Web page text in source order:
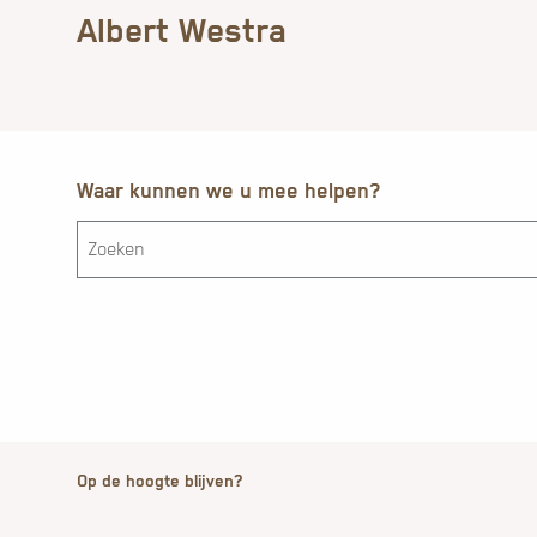
Albert Westra
Waar kunnen we u mee helpen?
Op de hoogte blijven?